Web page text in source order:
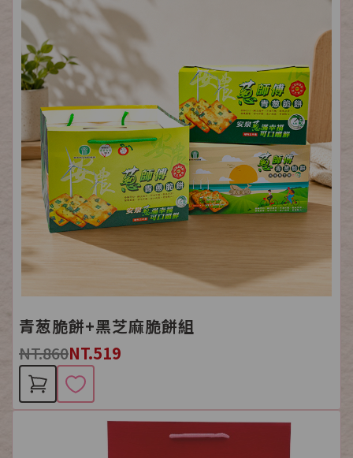
青葱脆餅+黑芝麻脆餅組
NT.860NT.519